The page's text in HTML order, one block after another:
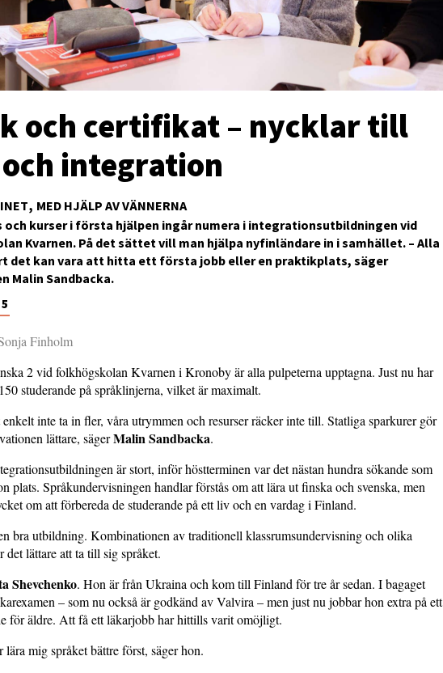
MED HJÄLP AV VÄNNERNA
och certifikat – nycklar till
integration
och kurser i första hjälpen ingår numera i integrationsutbildningen vid
Kvarnen. På det sättet vill man hjälpa nyfinländare in i samhället. – Alla
det kan vara att hitta ett första jobb eller en praktikplats, säger
Malin Sandbacka.
Finholm
2 vid folkhögskolan Kvarnen i Kronoby är alla pulpeterna upptagna. Just nu har
studerande på språklinjerna, vilket är maximalt.
inte ta in fler, våra utrymmen och resurser räcker inte till. Statliga sparkurer gör
lättare, sägerMalin Sandbacka.
är stort, inför höstterminen var det nästan hundra sökande som
plats. Språkundervisningen handlar förstås om att lära ut finska och svenska, men
om att förbereda de studerande på ett liv och en vardag i Finland.
bra utbildning. Kombinationen av traditionell klassrumsundervisning och olika
det lättare att ta till sig språket.
Shevchenko. Hon är från Ukraina och kom till Finland för tre år sedan. I bagaget
– som nu också är godkänd av Valvira – men just nu jobbar hon extra på ett
för äldre. Att få ett läkarjobb har hittills varit omöjligt.
lära mig språket bättre först, säger hon.